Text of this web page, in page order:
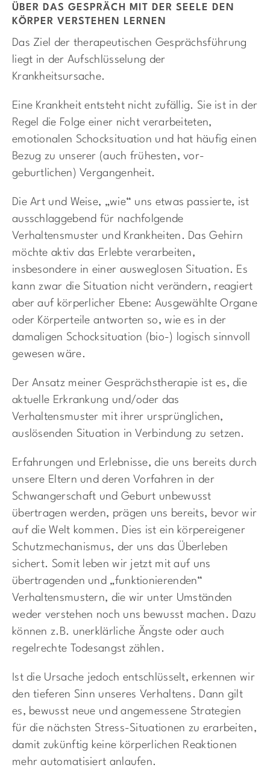
ÜBER DAS GESPRÄCH MIT DER SEELE DEN
KÖRPER VERSTEHEN LERNEN
Das Ziel der therapeutischen Gesprächsführung
liegt in der Aufschlüsselung der
Krankheitsursache.
Eine Krankheit entsteht nicht zufällig. Sie ist in der
Regel die Folge einer nicht verarbeiteten,
emotionalen Schocksituation und hat häufig einen
Bezug zu unserer (auch frühesten, vor-
geburtlichen) Vergangenheit.
Die Art und Weise, „wie“ uns etwas passierte, ist
ausschlaggebend für nachfolgende
Verhaltensmuster und Krankheiten. Das Gehirn
möchte aktiv das Erlebte verarbeiten,
insbesondere in einer ausweglosen Situation. Es
kann zwar die Situation nicht verändern, reagiert
aber auf körperlicher Ebene: Ausgewählte Organe
oder Körperteile antworten so, wie es in der
damaligen Schocksituation (bio-) logisch sinnvoll
gewesen wäre.
Der Ansatz meiner Gesprächstherapie ist es, die
aktuelle Erkrankung und/oder das
Verhaltensmuster mit ihrer ursprünglichen,
auslösenden Situation in Verbindung zu setzen.
Erfahrungen und Erlebnisse, die uns bereits durch
unsere Eltern und deren Vorfahren in der
Schwangerschaft und Geburt unbewusst
übertragen werden, prägen uns bereits, bevor wir
auf die Welt kommen. Dies ist ein körpereigener
Schutzmechanismus, der uns das Überleben
sichert. Somit leben wir jetzt mit auf uns
übertragenden und „funktionierenden“
Verhaltensmustern, die wir unter Umständen
weder verstehen noch uns bewusst machen. Dazu
können z.B. unerklärliche Ängste oder auch
regelrechte Todesangst zählen.
Ist die Ursache jedoch entschlüsselt, erkennen wir
den tieferen Sinn unseres Verhaltens. Dann gilt
es, bewusst neue und angemessene Strategien
für die nächsten Stress-Situationen zu erarbeiten,
damit zukünftig keine körperlichen Reaktionen
mehr automatisiert anlaufen.